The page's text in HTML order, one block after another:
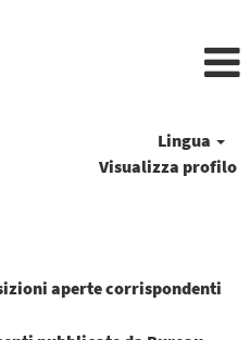
Lingua
Visualizza profilo
aperte corrispondenti